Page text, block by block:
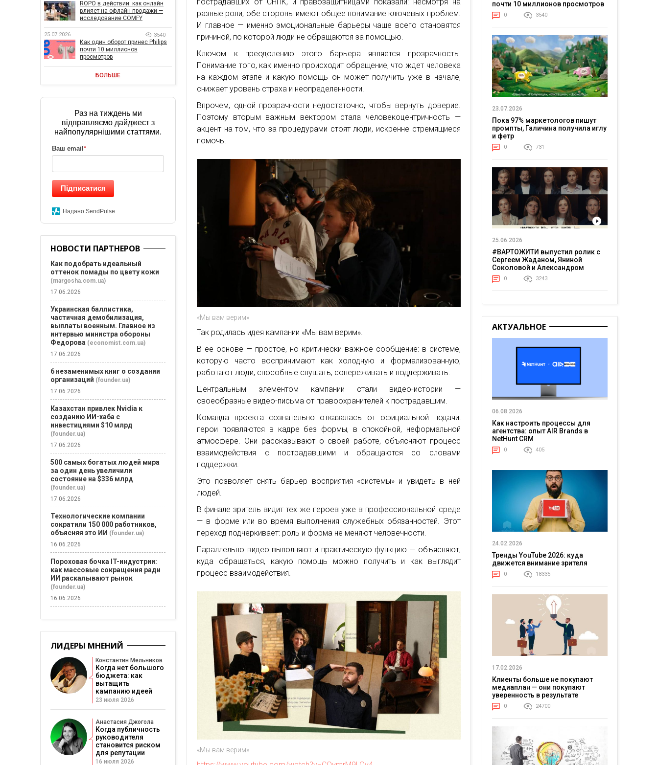
пострадавших от СНПК, и правозащитницами показали: несмотря на
разные роли, обе стороны имеют общее понимание ключевых проблем.
И главное — именно эмоциональные барьеры чаще всего становятся
причиной, по которой люди не обращаются за помощью.
Ключом к преодолению этого барьера является прозрачность.
Понимание того, как именно происходит обращение, что ждет человека
на каждом этапе и какую помощь он может получить уже в начале,
снижает уровень страха и неопределенности.
Впрочем, одной прозрачности недостаточно, чтобы вернуть доверие.
Поэтому вторым важным вектором стала человекоцентричность —
акцент на том, что за процедурами стоят люди, искренне стремящиеся
помочь.
«Мы вам верим»
Так родилась идея кампании «Мы вам верим».
В ее основе — простое, но критически важное сообщение: в системе,
которую часто воспринимают как холодную и формализованную,
работают люди, способные слушать, сопереживать и поддерживать.
Центральным элементом кампании стали видео-истории —
своеобразные видео-письма от правоохранителей к пострадавшим.
Команда проекта сознательно отказалась от официальной подачи:
герои появляются в кадре без формы, в спокойной, неформальной
атмосфере. Они рассказывают о своей работе, объясняют процесс
взаимодействия с пострадавшими и обращаются со словами
поддержки.
Это позволяет снять барьер восприятия «системы» и увидеть в ней
людей.
В финале зритель видит тех же героев уже в профессиональной среде
— в форме или во время выполнения служебных обязанностей. Этот
переход подчеркивает: роль и форма не меняют человечности.
Параллельно видео выполняют и практическую функцию — объясняют,
куда обращаться, какую помощь можно получить и как выглядит
процесс взаимодействия.
«Мы вам верим»
ROPO в действии: как онлайн
влияет на офлайн-продажи —
исследование COMFY
25.07.2026 3540
Как один оборот принес Philips
почти 10 миллионов
просмотров
БОЛЬШЕ
Раз на тиждень ми
відправляємо дайджест з
найпопулярнішими статтями.
Ваш email *
Підписатися
Надано SendPulse
НОВОСТИ ПАРТНЕРОВ
Как подобрать идеальный
оттенок помады по цвету кожи
(margosha.com.ua)
17.06.2026
Украинская баллистика,
частичная демобилизация,
выплаты военным. Главное из
интервью министра обороны
Федорова (economist.com.ua)
17.06.2026
6 незаменимых книг о создании
организаций (founder.ua)
17.06.2026
Казахстан привлек Nvidia к
созданию ИИ-хаба с
инвестициями $10 млрд
(founder.ua)
17.06.2026
500 самых богатых людей мира
за один день увеличили
состояние на $336 млрд
(founder.ua)
17.06.2026
Технологические компании
сократили 150 000 работников,
объясняя это ИИ (founder.ua)
16.06.2026
Пороховая бочка IT-индустрии:
как массовые сокращения ради
ИИ раскалывают рынок
(founder.ua)
16.06.2026
ЛИДЕРЫ МНЕНИЙ
Константин Мельников
Когда нет большого
бюджета: как
вытащить
кампанию идеей
23 июля 2026
Анастасия Джогола
Когда публичность
руководителя
становится риском
для репутации
16 июля 2026
почти 10 миллионов просмотров
0 3540
23.07.2026
Пока 97% маркетологов пишут
промпты, Галичина получила иглу
и фетр
0 731
25.06.2026
#ВАРТОЖИТИ выпустил ролик с
Сергеем Жаданом, Яниной
Соколовой и Александром
Тереном о жизни в постоянном
напряжении
0 3243
АКТУАЛЬНОЕ
06.08.2026
Как настроить процессы для
агентства: опыт AIR Brands в
NetHunt CRM
0 405
24.02.2026
Тренды YouTube 2026: куда
движется внимание зрителя
0 18335
17.02.2026
Клиенты больше не покупают
медиаплан — они покупают
уверенность в результате
0 24700